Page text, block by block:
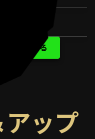
詳細を知る
アップ